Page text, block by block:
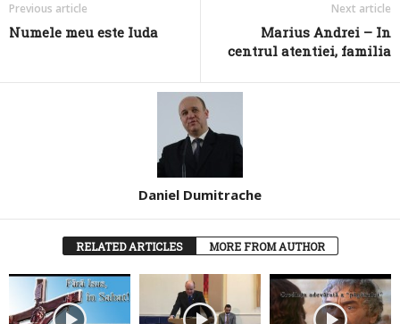
Previous article
Numele meu este Iuda
Next article
Marius Andrei – In
centrul atentiei, familia
Daniel Dumitrache
RELATED ARTICLES MORE FROM AUTHOR